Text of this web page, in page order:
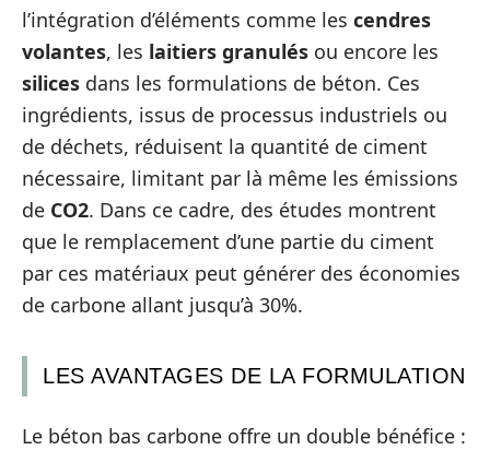
l’intégration d’éléments comme les cendres
volantes, les laitiers granulés ou encore les
silices dans les formulations de béton. Ces
ingrédients, issus de processus industriels ou
de déchets, réduisent la quantité de ciment
nécessaire, limitant par là même les émissions
de CO2. Dans ce cadre, des études montrent
que le remplacement d’une partie du ciment
par ces matériaux peut générer des économies
de carbone allant jusqu’à 30%.
LES AVANTAGES DE LA FORMULATION
Le béton bas carbone offre un double bénéfice :